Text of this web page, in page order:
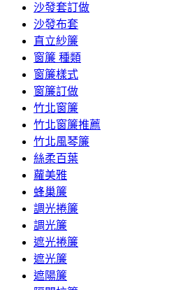
沙發套訂做
沙發布套
直立紗簾
窗簾 種類
窗簾樣式
窗簾訂做
竹北窗簾
竹北窗簾推薦
竹北風琴簾
絲柔百葉
蘿美雅
蜂巢簾
調光捲簾
調光簾
遮光捲簾
遮光簾
遮陽簾